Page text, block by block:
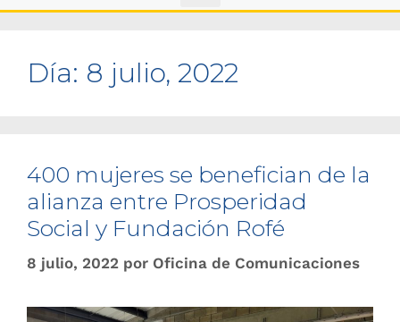
Día: 8 julio, 2022
400 mujeres se benefician de la
alianza entre Prosperidad
Social y Fundación Rofé
8 julio, 2022 por Oficina de Comunicaciones